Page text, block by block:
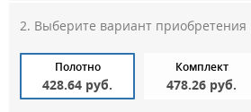
Выберите вариант приобретения
Полотно
428.64 руб.
Комплект
478.26 руб.